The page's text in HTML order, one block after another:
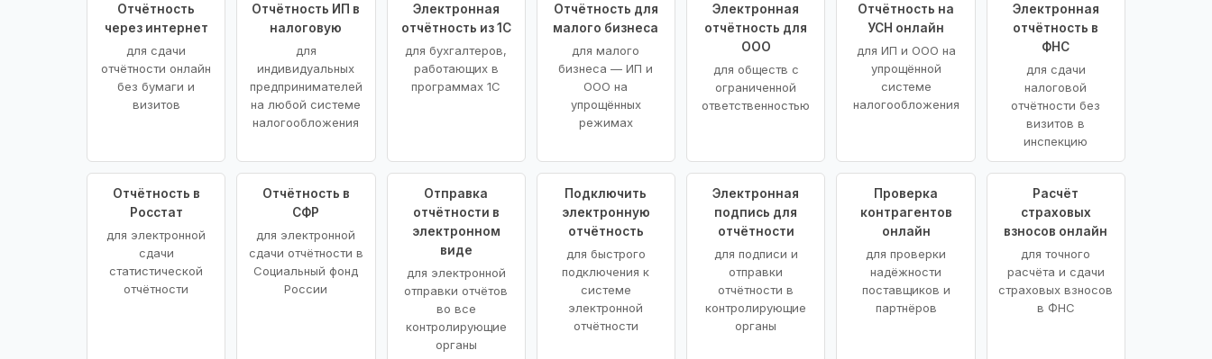
Отчётность
через интернет
для сдачи
отчётности онлайн
без бумаги и
визитов
Отчётность ИП в
налоговую
для
индивидуальных
предпринимателей
на любой системе
налогообложения
Электронная
отчётность из 1С
для бухгалтеров,
работающих в
программах 1С
Отчётность для
малого бизнеса
для малого
бизнеса — ИП и
ООО на
упрощённых
режимах
Электронная
отчётность для
ООО
для обществ с
ограниченной
ответственностью
Отчётность на
УСН онлайн
для ИП и ООО на
упрощённой
системе
налогообложения
Электронная
отчётность в
ФНС
для сдачи
налоговой
отчётности без
визитов в
инспекцию
Отчётность в
Росстат
для электронной
сдачи
статистической
отчётности
Отчётность в
СФР
для электронной
сдачи отчётности в
Социальный фонд
России
Отправка
отчётности в
электронном
виде
для электронной
отправки отчётов
во все
контролирующие
органы
Подключить
электронную
отчётность
для быстрого
подключения к
системе
электронной
отчётности
Электронная
подпись для
отчётности
для подписи и
отправки
отчётности в
контролирующие
органы
Проверка
контрагентов
онлайн
для проверки
надёжности
поставщиков и
партнёров
Расчёт
страховых
взносов онлайн
для точного
расчёта и сдачи
страховых взносов
в ФНС